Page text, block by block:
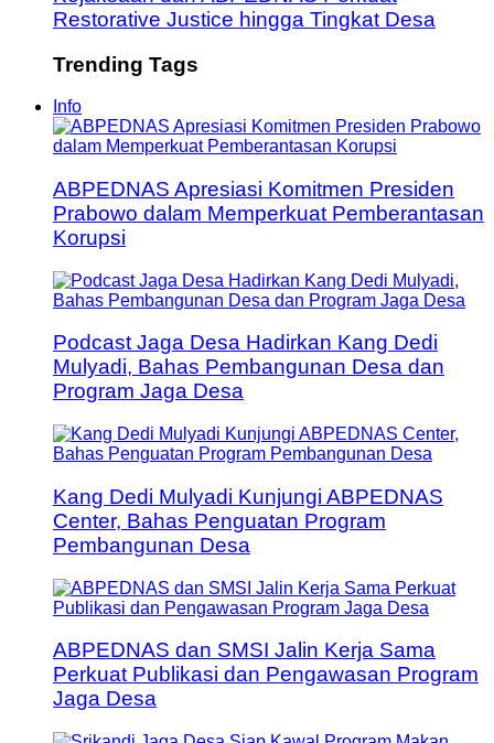
Restorative Justice hingga Tingkat Desa
Trending Tags
Info
ABPEDNAS Apresiasi Komitmen Presiden
Prabowo dalam Memperkuat Pemberantasan
Korupsi
Podcast Jaga Desa Hadirkan Kang Dedi
Mulyadi, Bahas Pembangunan Desa dan
Program Jaga Desa
Kang Dedi Mulyadi Kunjungi ABPEDNAS
Center, Bahas Penguatan Program
Pembangunan Desa
ABPEDNAS dan SMSI Jalin Kerja Sama
Perkuat Publikasi dan Pengawasan Program
Jaga Desa